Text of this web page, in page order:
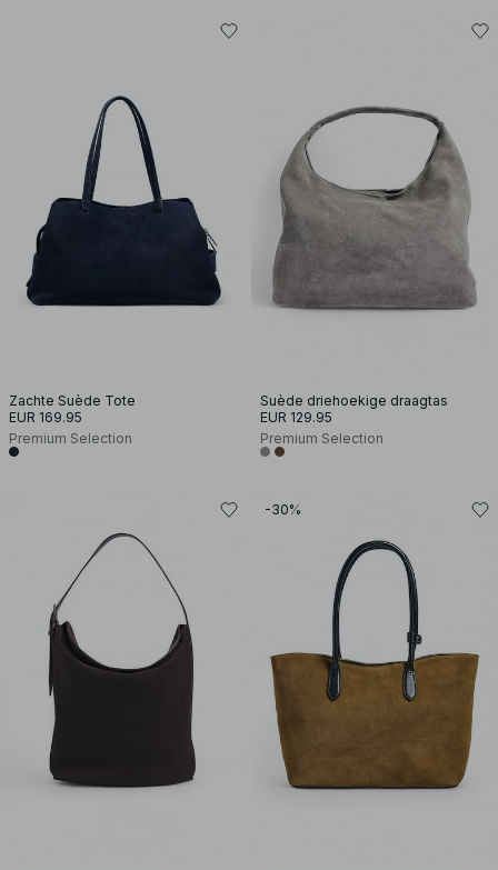
Zachte Suède Tote
EUR 169.95
Premium Selection
Suède driehoekige draagtas
EUR 129.95
Premium Selection
-30%